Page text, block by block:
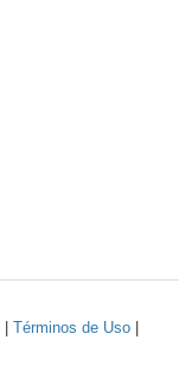
Términos de Uso